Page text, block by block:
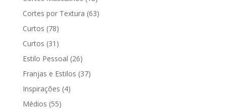
Cortes por Textura (63)
Curtos (78)
Curtos (31)
Estilo Pessoal (26)
Franjas e Estilos (37)
Inspirações (4)
Médios (55)